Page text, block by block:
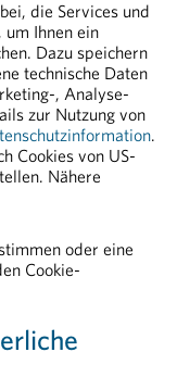
Und
Erhöhen
Standortstärkung
and
die Services und
um Ihnen ein
Dazu speichern
technische Daten
, Analyse-
zur Nutzung von
.
Cookies von US-
Nähere
oder eine
Cookie-